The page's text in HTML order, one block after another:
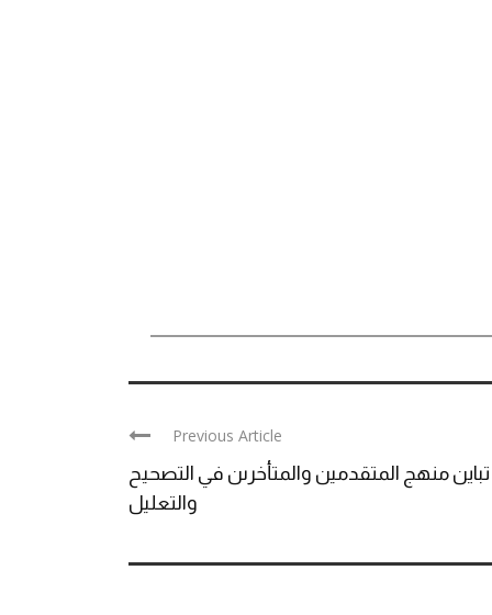
Previous Article
تباين منهج المتقدمين والمتأخرىن في التصحيح
والتعليل